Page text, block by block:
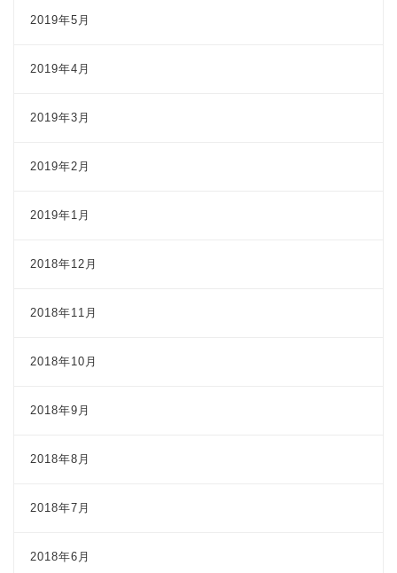
2019年5月
2019年4月
2019年3月
2019年2月
2019年1月
2018年12月
2018年11月
2018年10月
2018年9月
2018年8月
2018年7月
2018年6月